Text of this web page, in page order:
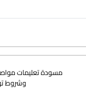
مسودة تعليمات
وشروط